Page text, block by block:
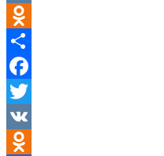
VK
Odnoklassniki
Отправить
Facebook
Twitter
VK